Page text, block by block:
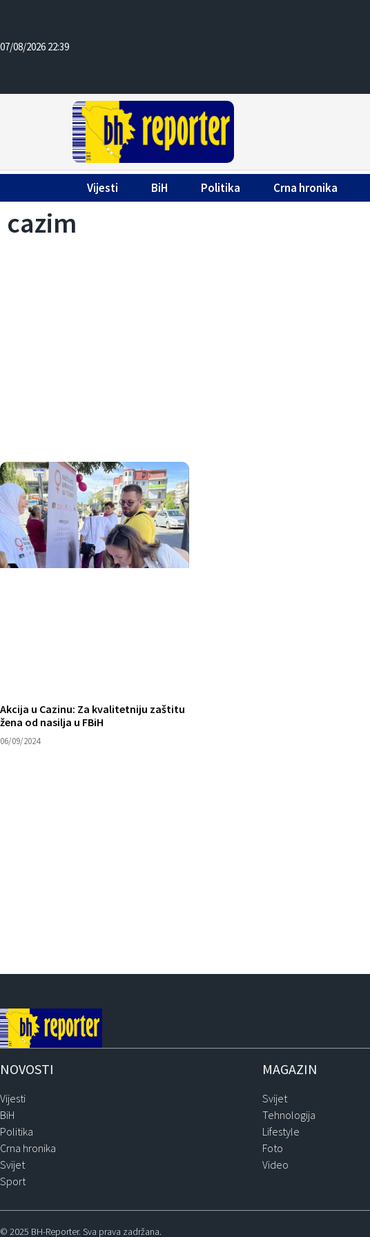
07/08/2026 22:39
Vijesti BiH Politika Crna hronika
cazim
Akcija u Cazinu: Za kvalitetniju zaštitu
žena od nasilja u FBiH
06/09/2024
NOVOSTI
Vijesti
BiH
Politika
Crna hronika
Svijet
Sport
MAGAZIN
Svijet
Tehnologija
Lifestyle
Foto
Video
© 2025 BH-Reporter. Sva prava zadržana.